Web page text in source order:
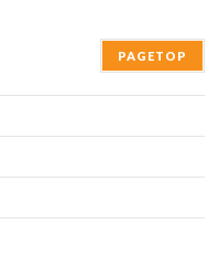
PAGETOP